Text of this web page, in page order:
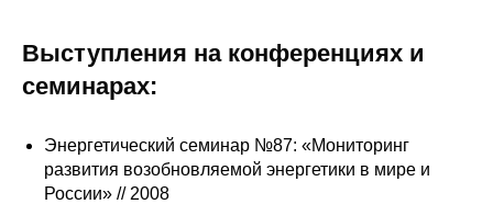
Научные подразделения
Сотрудники
Выступления на конференциях и
семинарах:
Энергетический семинар №87: «Мониторинг
развития возобновляемой энергетики в мире и
России» // 2008